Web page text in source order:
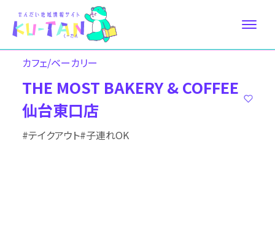
カフェ/ベーカリー
THE MOST BAKERY & COFFEE
仙台東口店
#テイクアウト#子連れOK